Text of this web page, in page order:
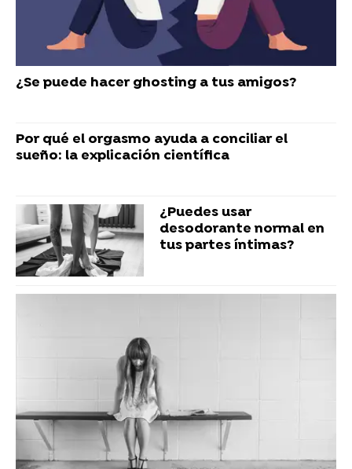
¿Se puede hacer ghosting a tus amigos?
Por qué el orgasmo ayuda a conciliar el
sueño: la explicación científica
¿Puedes usar
desodorante normal en
tus partes íntimas?